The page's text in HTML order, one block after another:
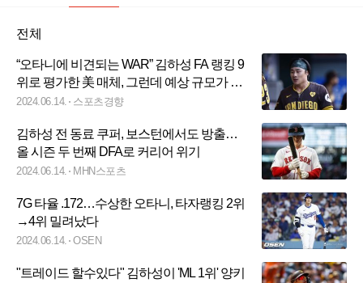
전체
“오타니에 비견되는 WAR” 김하성 FA 랭킹 9
위로 평가한 美 매체, 그런데 예상 규모가 4
년 6800만 달러, 이유는?
2024.06.14. 스포츠경향
김하성 전 동료 쿠퍼, 보스턴에서도 방출…
올 시즌 두 번째 DFA로 커리어 위기
2024.06.14. MHN스포츠
7G 타율 .172…수상한 오타니, 타자랭킹 2위
→4위 밀려났다
2024.06.14. OSEN
"트레이드 할수있다" 김하성이 'ML 1위' 양키